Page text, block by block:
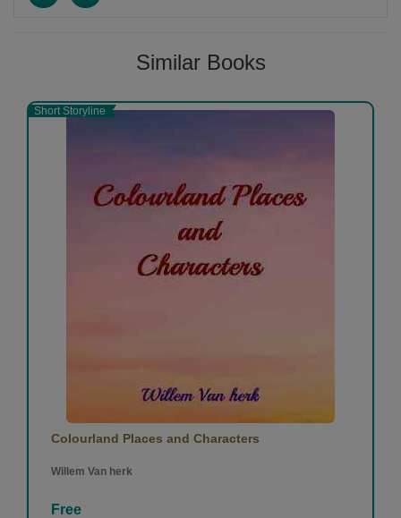
Similar Books
Short Storyline
Colourland Places and Characters
Willem Van herk
Free